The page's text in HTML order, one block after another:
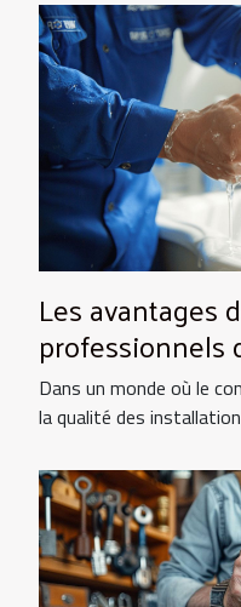
Les avantages
professionnels
votre foyer
Dans un monde où le
la qualité des